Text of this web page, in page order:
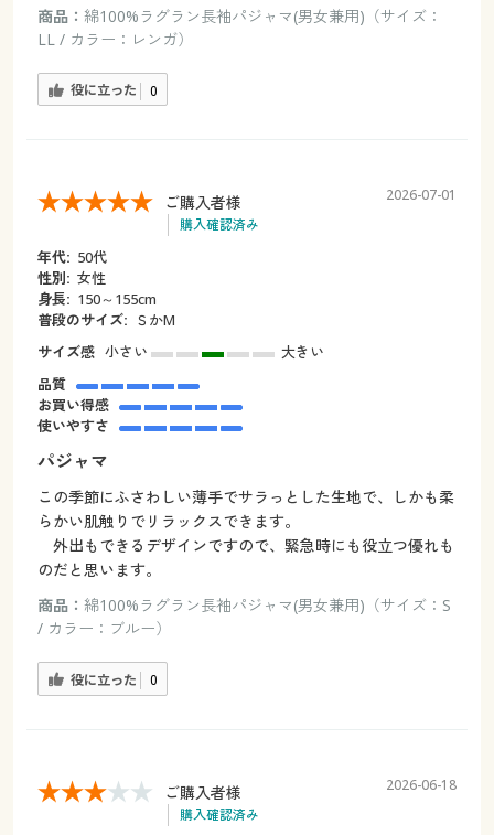
商品： 綿100%ラグラン長袖パジャマ(男女兼用)（サイズ：
LL / カラー：レンガ）
役に立った 0
ご購入者様
購入確認済み
2026-07-01
年代: 50代
性別: 女性
身長: 150～155cm
普段のサイズ: ＳかM
サイズ感 小さい
大きい
品質
お買い得感
使いやすさ
パジャマ
この季節にふさわしい薄手でサラっとした生地で、しかも柔
らかい肌触りでリラックスできます。
外出もできるデザインですので、緊急時にも役立つ優れも
のだと思います。
商品： 綿100%ラグラン長袖パジャマ(男女兼用)（サイズ：S
/ カラー：ブルー）
役に立った 0
ご購入者様
購入確認済み
2026-06-18